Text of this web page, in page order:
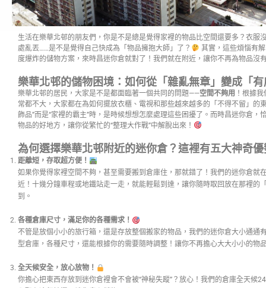
生活在樂華北邨的朋友們，你是不是總是覺得家裡的物品比空間還要多？衣服
處亂丟……是不是覺得自己快成為「物品擁抱大師」了？
其實，這些煩惱有
度爆炸的儲物方案，來時昌迷你倉就對了！我們就在附近，讓你不再為物品沒
樂華北邨的儲物困境：如何從「雜亂無章」變成「
樂華北邨的居民，大家是不是都面臨著一個共同的問題——空間不夠用 ！根據
常都不大，大家都在為如何擺放衣櫃、電視和那些越來越多的「不得不留」的
飾品”而是“家裡的霸主”時，是時候想想怎麼處理這些困擾了。而時昌迷你倉，
物品的好地方，讓你從繁忙的“整理大作戰”中解脫出來！
為何選擇樂華北邨附近的迷你倉？這裡有五大神奇優
距離短，存取超方便！
如果你覺得家裡空間不夠，甚至需要搬到倉庫住，那就錯了！我們的迷你倉就
近！十幾分鐘車程或地鐵站走一走，就能輕鬆到達，讓你隨時取回放在那裡的
到。
各種倉庫尺寸，滿足你的各種需求！
不管是放個小小的旅行箱，還是存放整個搬家的物品，我們的迷你倉大小通通
型倉庫，各種尺寸，還能根據你的需要隨時調整！讓你不再擔心大大小小的物
全天候安全，放心放物！
你擔心把東西存放到迷你倉裡會不會被“神秘失蹤”？放心！我們的倉庫全天候